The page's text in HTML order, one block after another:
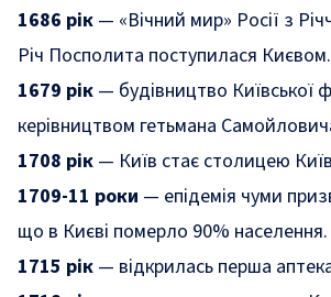
1686 рік — «Вічний мир» Росії з
Річ Посполита поступилася Києвом.
1679 рік — будівництво Київської
керівництвом гетьмана
1708 рік — Київ стає столицею
1709-11 роки — епідемія чуми
що в Києві померло 90% населення.
1715 рік — відкрилась перша аптека